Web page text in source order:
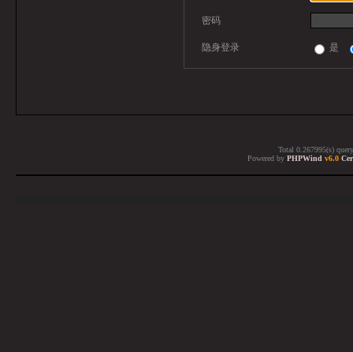
密码
隐身登录 是
Total 0.267995(s)
Powered by PHPWind v6.0